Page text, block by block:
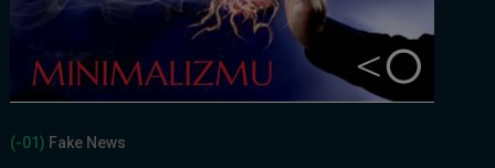
(-01) Fake News